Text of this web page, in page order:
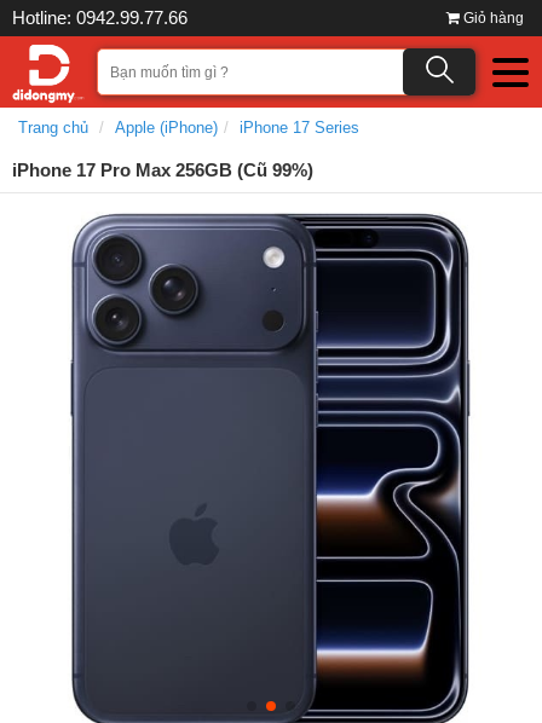
Hotline: 0942.99.77.66 Giỏ hàng
Trang chủ Apple (iPhone) iPhone 17 Series
iPhone 17 Pro Max 256GB (Cũ 99%)